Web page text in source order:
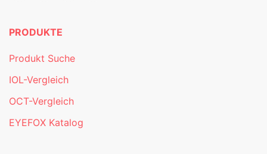
PRODUKTE
Produkt Suche
IOL-Vergleich
OCT-Vergleich
EYEFOX Katalog